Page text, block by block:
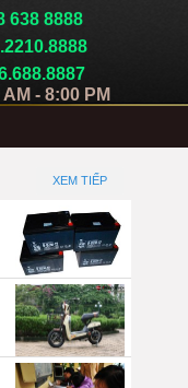
638 8888
- 8:00 PM
XEM TIẾP